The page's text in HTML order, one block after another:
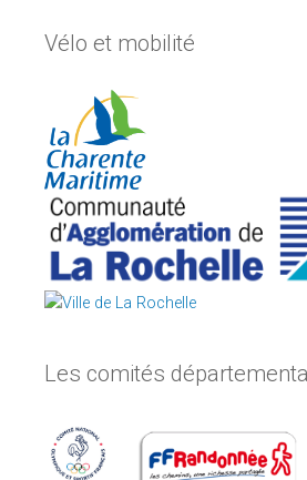
Vélo et mobilité
Les comités